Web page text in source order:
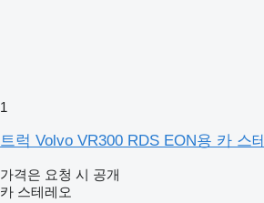
1
트럭 Volvo VR300 RDS EON용 카 스
가격은 요청 시 공개
카 스테레오